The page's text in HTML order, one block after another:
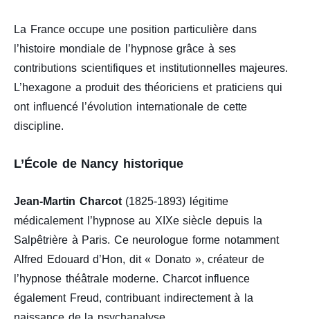
La France occupe une position particulière dans
l’histoire mondiale de l’hypnose grâce à ses
contributions scientifiques et institutionnelles majeures.
L’hexagone a produit des théoriciens et praticiens qui
ont influencé l’évolution internationale de cette
discipline.
L’École de Nancy historique
Jean-Martin Charcot(1825-1893) légitime
médicalement l’hypnose au XIXe siècle depuis la
Salpêtrière à Paris. Ce neurologue forme notamment
Alfred Edouard d’Hon, dit « Donato », créateur de
l’hypnose théâtrale moderne. Charcot influence
également Freud, contribuant indirectement à la